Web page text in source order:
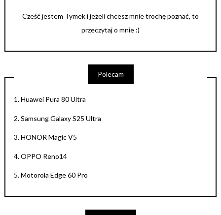
Cześć jestem Tymek i jeżeli chcesz mnie trochę poznać, to
przeczytaj o mnie :)
Polecam
1.Huawei Pura 80 Ultra
2.Samsung Galaxy S25 Ultra
3.HONOR Magic V5
4.OPPO Reno14
5.Motorola Edge 60 Pro